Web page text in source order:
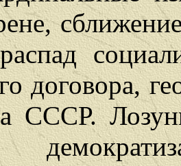
договора,
СССР.